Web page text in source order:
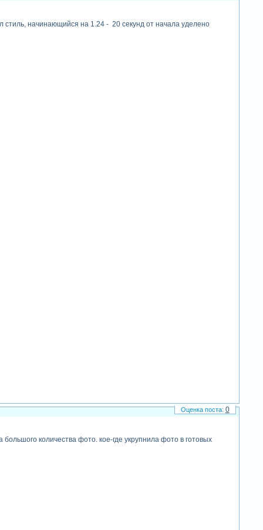
начинающийся на 1.24 - 20 секунд от начала уделено
количества фото. кое-где укрупнила фото в готовых
0